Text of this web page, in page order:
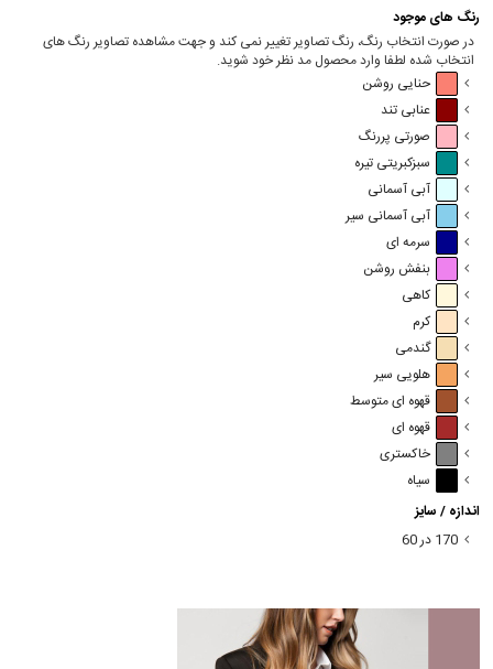
رنگ های موجود
در صورت انتخاب رنگ، رنگ تصاویر تغییر نمی کند و جهت مشاهده تصاویر رنگ های
انتخاب شده لطفا وارد محصول مد نظر خود شوید.
حنایی روشن
عنابی تند
صورتی پررنگ
سبزکبریتی تیره
آبی آسمانی
آبی آسمانی سیر
سرمه ای
بنفش روشن
کاهی
کرم
گندمی
هلویی سیر
قهوه ای متوسط
قهوه ای
خاکستری
سیاه
اندازه / سایز
170 در 60